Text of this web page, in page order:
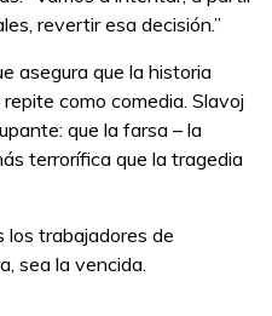
revertir esa decisión.”
asegura que la historia
como comedia. Slavoj
que la farsa – la
terrorífica que la tragedia
los trabajadores de
sea la vencida.